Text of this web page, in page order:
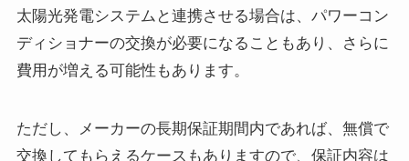
太陽光発電システムと連携させる場合は、パワーコン
ディショナーの交換が必要になることもあり、さらに
費用が増える可能性もあります。
ただし、メーカーの長期保証期間内であれば、無償で
交換してもらえるケースもありますので、保証内容は